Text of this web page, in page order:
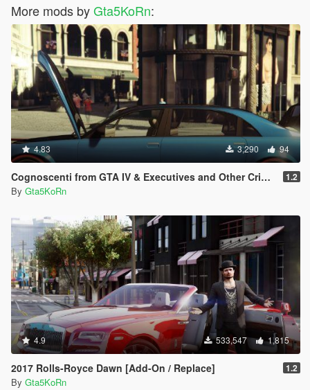
More mods byGta5KoRn:
4.83 3,290 94
Cognoscenti from GTA IV & Executives and Other Criminals DLC 1.2
By Gta5KoRn
4.9 533,547 1,815
2017 Rolls-Royce Dawn [Add-On / Replace] 1.2
By Gta5KoRn